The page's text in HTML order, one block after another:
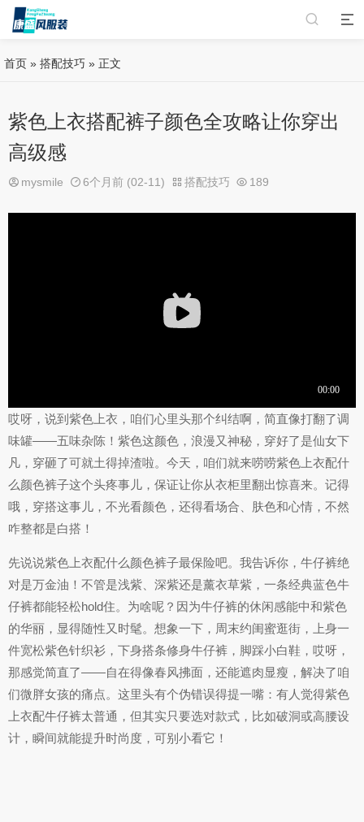
首页 » 搭配技巧 » 正文
紫色上衣搭配裤子颜色全攻略让你穿出
高级感
mysmile 6个月前 (02-11) 搭配技巧 189
哎呀，说到紫色上衣，咱们心里头那个纠结啊，简直像打翻了调
味罐——五味杂陈！紫色这颜色，浪漫又神秘，穿好了是仙女下
凡，穿砸了可就土得掉渣啦。今天，咱们就来唠唠紫色上衣配什
么颜色裤子这个头疼事儿，保证让你从衣柜里翻出惊喜来。记得
哦，穿搭这事儿，不光看颜色，还得看场合、肤色和心情，不然
咋整都是白搭！
先说说紫色上衣配什么颜色裤子最保险吧。我告诉你，牛仔裤绝
对是万金油！不管是浅紫、深紫还是薰衣草紫，一条经典蓝色牛
仔裤都能轻松hold住。为啥呢？因为牛仔裤的休闲感能中和紫色
的华丽，显得随性又时髦。想象一下，周末约闺蜜逛街，上身一
件宽松紫色针织衫，下身搭条修身牛仔裤，脚踩小白鞋，哎呀，
那感觉简直了——自在得像春风拂面，还能遮肉显瘦，解决了咱
们微胖女孩的痛点。这里头有个伪错误得提一嘴：有人觉得紫色
上衣配牛仔裤太普通，但其实只要选对款式，比如破洞或高腰设
计，瞬间就能提升时尚度，可别小看它！